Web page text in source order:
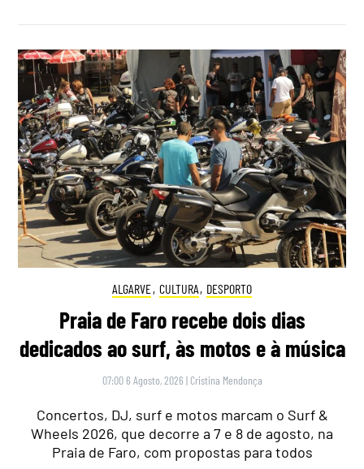
ALGARVE, CULTURA, DESPORTO
Praia de Faro recebe dois dias
dedicados ao surf, às motos e à música
07:00 6 Agosto, 2026 | Cristina Mendonça
Concertos, DJ, surf e motos marcam o Surf &
Wheels 2026, que decorre a 7 e 8 de agosto, na
Praia de Faro, com propostas para todos